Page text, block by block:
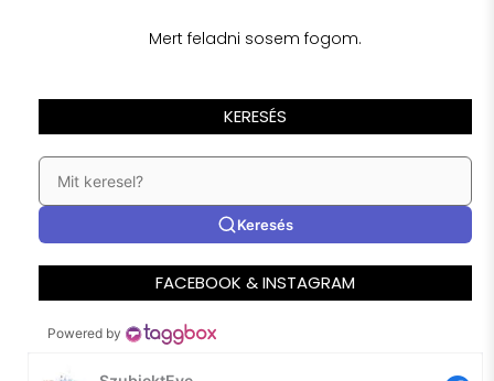
Mert feladni sosem fogom.
KERESÉS
Keresés
FACEBOOK & INSTAGRAM
Powered by